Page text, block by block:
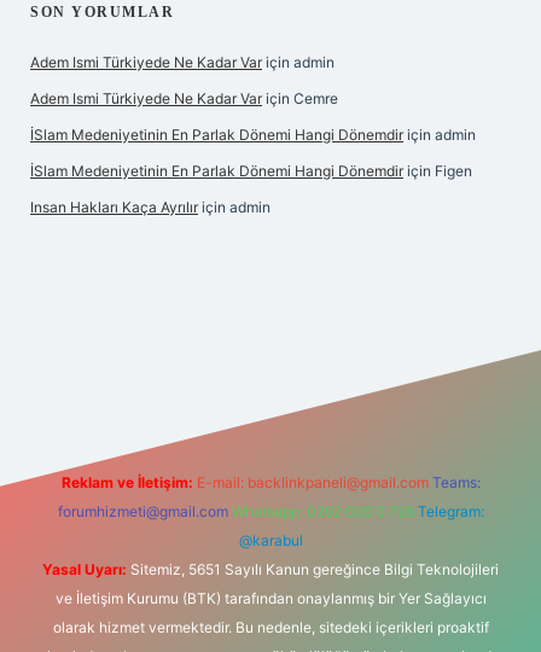
SON YORUMLAR
Adem Ismi Türkiyede Ne Kadar Var için admin
Adem Ismi Türkiyede Ne Kadar Var için Cemre
İSlam Medeniyetinin En Parlak Dönemi Hangi Dönemdir için admin
İSlam Medeniyetinin En Parlak Dönemi Hangi Dönemdir için Figen
Insan Hakları Kaça Ayrılır için admin
Reklam ve İletişim: E-mail: backlinkpaneli@gmail.com Teams:
forumhizmeti@gmail.com Whatsapp: 0262 606 0 726 Telegram:
@karabul
Yasal Uyarı: Sitemiz, 5651 Sayılı Kanun gereğince Bilgi Teknolojileri
ve İletişim Kurumu (BTK) tarafından onaylanmış bir Yer Sağlayıcı
olarak hizmet vermektedir. Bu nedenle, sitedeki içerikleri proaktif